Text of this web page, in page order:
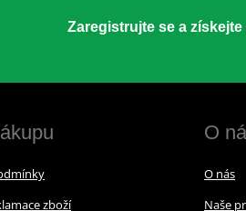
Zaregistrujte se a
zboží
O
O nás
Naše